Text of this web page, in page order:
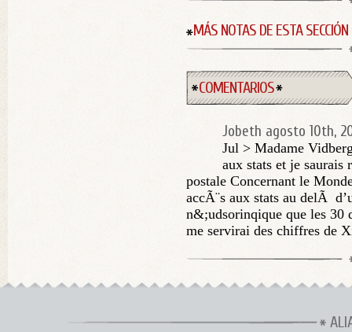
MÁS NOTAS DE ESTA SECCIÓN
COMENTARIOS
Jobeth agosto 10th,
Jul > Madame
aux stats et je saurais
postale Concernant le
accÃ¨s aux stats au delÃ
n&;udsorinqique que les 30
me servirai des chiffres de